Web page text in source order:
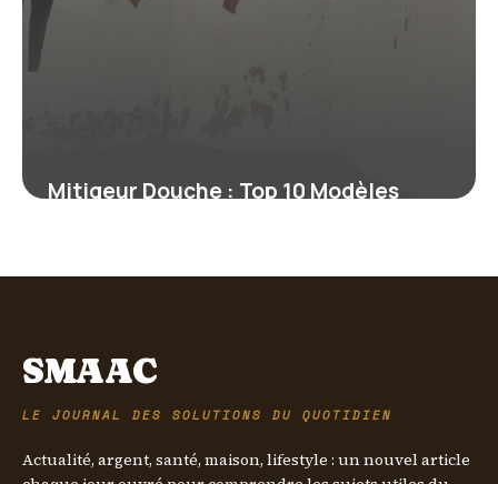
Mitigeur Douche : Top 10 Modèles
SMAAC
LE JOURNAL DES SOLUTIONS DU QUOTIDIEN
Actualité, argent, santé, maison, lifestyle : un nouvel article